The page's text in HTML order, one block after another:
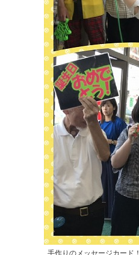
手作りのメッセージカード！